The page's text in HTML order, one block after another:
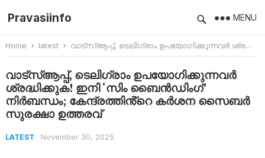
Pravasiinfo MENU
Home latest വാട്‌സ്ആപ്പ്, ടെലിഗ്രാം ഉപയോഗിക്കുന്നവർ ശ്രദ്ധിക്കുക! ഇനി ‘സിം ബൈൻഡിംഗ്’ നിർബന്ധം; കേന്ദ്രത്തിൻ്റെ കർശന സൈബർ സുരക്ഷാ ഉത്തരവ്
വാട്‌സ്ആപ്പ്, ടെലിഗ്രാം ഉപയോഗിക്കുന്നവർ
ശ്രദ്ധിക്കുക! ഇനി ‘സിം ബൈൻഡിംഗ്’
നിർബന്ധം; കേന്ദ്രത്തിൻ്റെ കർശന സൈബർ
സുരക്ഷാ ഉത്തരവ്
LATEST November 30, 2025